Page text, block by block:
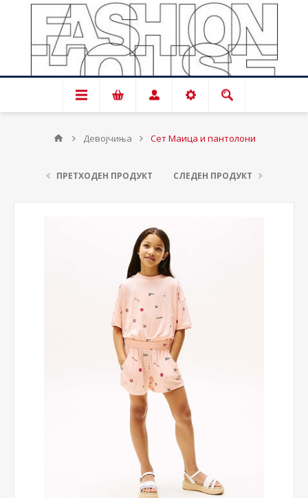
Девојчиња Сет Маица и пантолони
ПРЕТХОДЕН ПРОДУКТ СЛЕДЕН ПРОДУКТ